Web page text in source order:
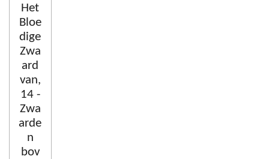
Het
Bloe
dige
Zwa
ard
van,
14 -
Zwa
arde
n
bov